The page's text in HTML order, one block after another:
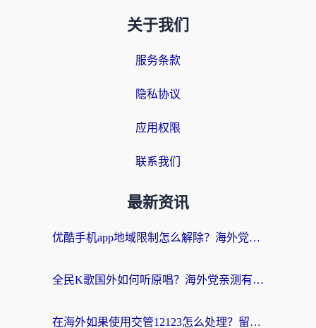
关于我们
服务条款
隐私协议
应用权限
联系我们
最新资讯
优酷手机app地域限制怎么解除？海外党亲测有效的追剧方案
全民K歌国外如何听原唱？海外党亲测有效的回国加速器选择指南
在海外如果使用交管12123怎么处理？留学生亲测有效的回国加速方案